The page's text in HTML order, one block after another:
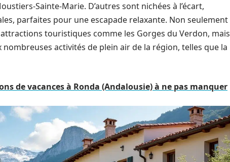
Sainte-Marie. D’autres sont nichées à l’écart,
parfaites pour une escapade relaxante. Non seulement
touristiques comme les Gorges du Verdon, mais
activités de plein air de la région, telles que la
de vacances à Ronda (Andalousie) à ne pas manquer